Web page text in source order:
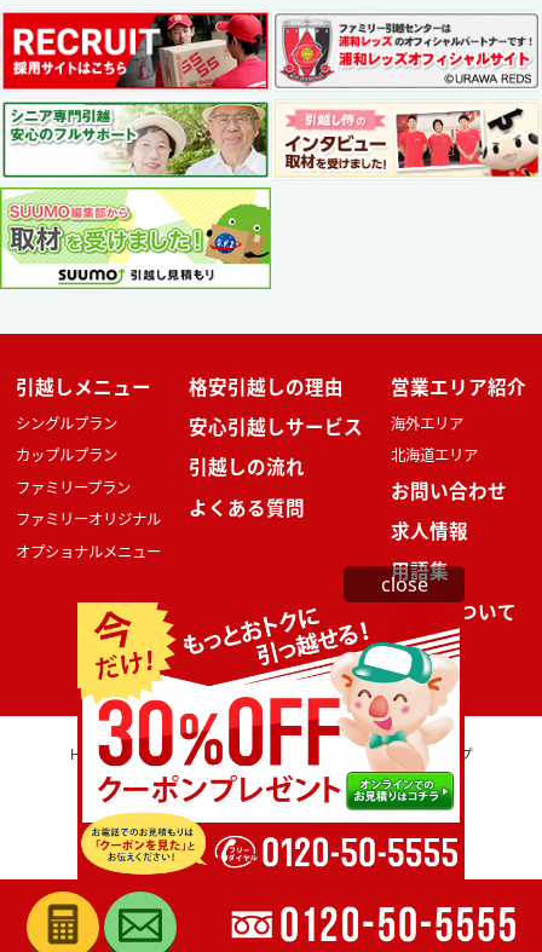
引越しメニュー
シングルプラン
カップルプラン
ファミリープラン
ファミリーオリジナル
オプショナルメニュー
格安引越しの理由
安心引越しサービス
引越しの流れ
よくある質問
営業エリア紹介
海外エリア
北海道エリア
お問い合わせ
求人情報
用語集
SDGsについて
ニュース
HONE 会社概要 プライバシーポリシー サイトマップ
COPYRIGHTS ©FAMILY HIKKOSHI CENTER. ALL RIGHTS RESERVED.
close